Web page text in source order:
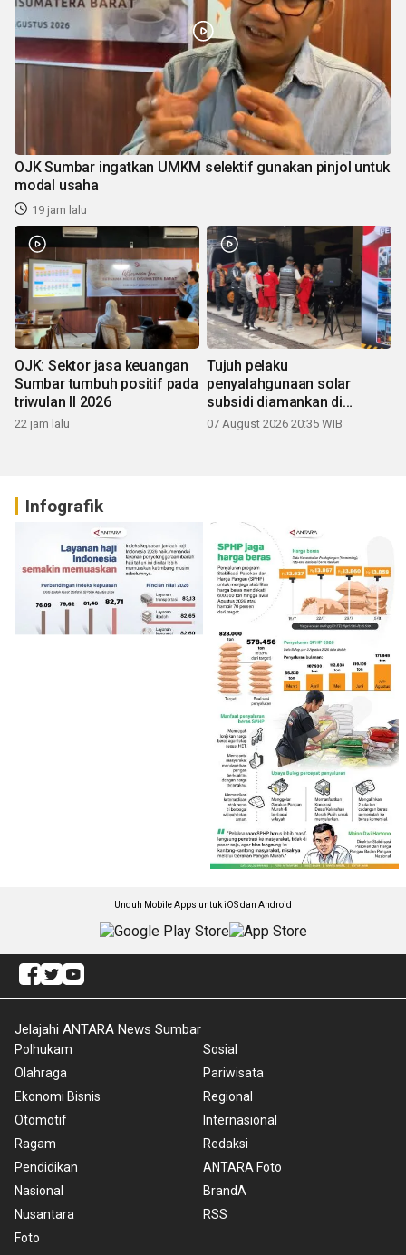
OJK Sumbar ingatkan UMKM selektif gunakan pinjol untuk
modal usaha
19 jam lalu
OJK: Sektor jasa keuangan
Sumbar tumbuh positif pada
triwulan II 2026
22 jam lalu
Tujuh pelaku
penyalahgunaan solar
subsidi diamankan di
Sumbar
07 August 2026 20:35 WIB
Infografik
Unduh Mobile Apps untuk iOS dan Android
Jelajahi ANTARA News Sumbar
Polhukam
Olahraga
Ekonomi Bisnis
Otomotif
Ragam
Pendidikan
Nasional
Nusantara
Foto
Sosial
Pariwisata
Regional
Internasional
Redaksi
ANTARA Foto
BrandA
RSS